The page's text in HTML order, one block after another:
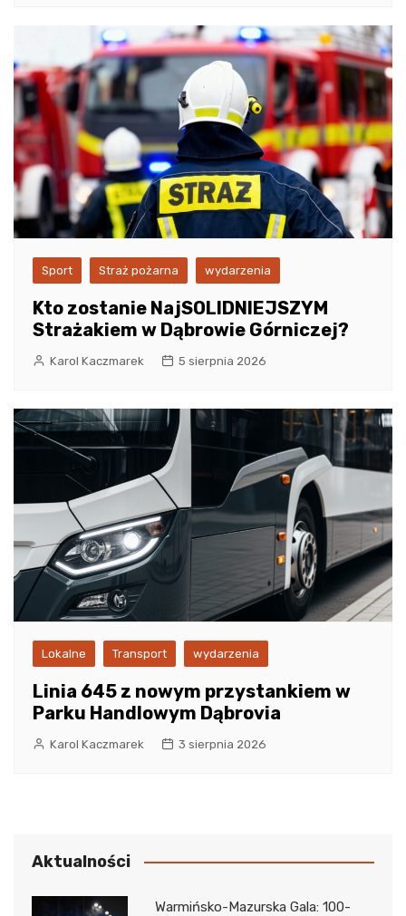
Sport Straż pożarna wydarzenia
Kto zostanie NajSOLIDNIEJSZYM
Strażakiem w Dąbrowie Górniczej?
Karol Kaczmarek 5 sierpnia 2026
Lokalne Transport wydarzenia
Linia 645 z nowym przystankiem w
Parku Handlowym Dąbrovia
Karol Kaczmarek 3 sierpnia 2026
Aktualności
Warmińsko-Mazurska Gala: 100-